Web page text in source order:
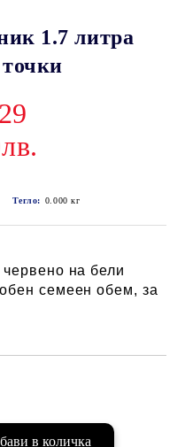
1.7 литра
Тегло: 0.000 кг
на бели
семеен обем, за